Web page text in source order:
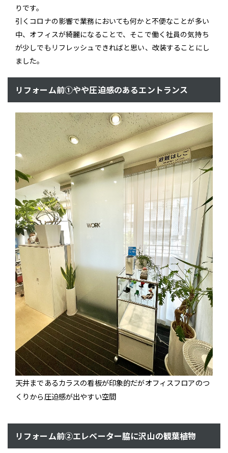
りです。
引くコロナの影響で業務においても何かと不便なことが多い
中、オフィスが綺麗になることで、そこで働く社員の気持ち
が少しでもリフレッシュできればと思い、改装することにし
ました。
リフォーム前①やや圧迫感のあるエントランス
天井まであるカラスの看板が印象的だがオフィスフロアのつ
くりから圧迫感が出やすい空間
リフォーム前②エレベーター脇に沢山の観葉植物